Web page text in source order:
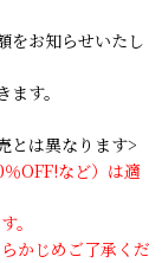
をお知らせいたし
す。
とは異なります>
OFF!など）は適
。
かじめご了承くだ